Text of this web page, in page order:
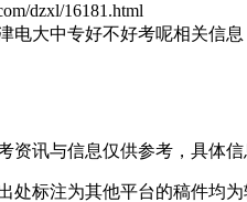
dzxl/16181.html
电大中专好不好考呢相关信
资讯与信息仅供参考，具体
处标注为其他平台的稿件均